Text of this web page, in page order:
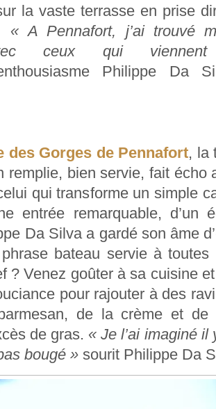
la vaste terrasse en prise
« A Pennafort, j’ai trouvé
ceux qui
Philippe Da
des Gorges de Pennafort, la
remplie, bien servie, fait écho
qui transforme un simple
entrée remarquable, d’un
Da Silva a gardé son âme
bateau servie à
? Venez goûter à sa cuisine
pour rajouter à des
de la crème et de
de gras. « Je l’ai imaginé
bougé » sourit Philippe Da